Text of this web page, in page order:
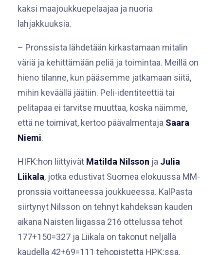
kaksi maajoukkuepelaajaa ja nuoria
lahjakkuuksia.
– Pronssista lähdetään kirkastamaan mitalin
väriä ja kehittämään peliä ja toimintaa. Meillä on
hieno tilanne, kun pääsemme jatkamaan siitä,
mihin keväällä jäätiin. Peli-identiteettiä tai
pelitapaa ei tarvitse muuttaa, koska näimme,
että ne toimivat, kertoo päävalmentaja Saara
Niemi.
HIFK:hon liittyivät Matilda Nilsson ja Julia
Liikala, jotka edustivat Suomea elokuussa MM-
pronssia voittaneessa joukkueessa. KalPasta
siirtynyt Nilsson on tehnyt kahdeksan kauden
aikana Naisten liigassa 216 ottelussa tehot
177+150=327 ja Liikala on takonut neljällä
kaudella 42+69=111 tehopistettä HPK:ssa.